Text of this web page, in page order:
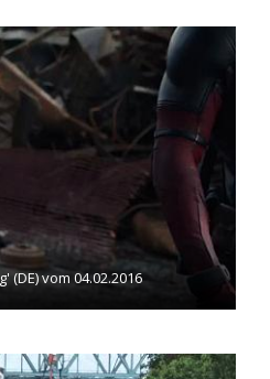
vom 04.02.2016